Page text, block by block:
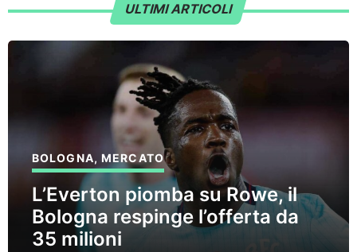
ULTIMI ARTICOLI
BOLOGNA, MERCATO
L’Everton piomba su Rowe, il
Bologna respinge l’offerta da
35 milioni